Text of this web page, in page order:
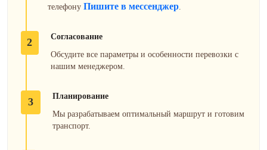
телефону Пишите в мессенджер.
2
Согласование
Обсудите все параметры и особенности перевозки с
нашим менеджером.
3
Планирование
Мы разрабатываем оптимальный маршрут и готовим
транспорт.